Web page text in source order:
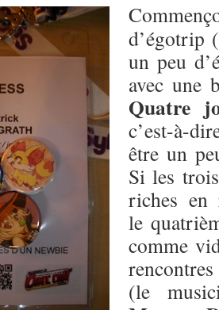
d’égotrip
un peu
avec une
Quatre
c’est-à-
être un
Si les
riches en
le
comme
(le